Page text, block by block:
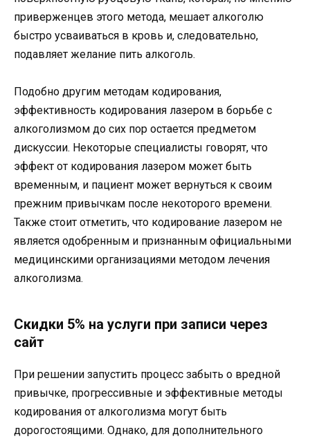
приверженцев этого метода, мешает алкоголю
быстро усваиваться в кровь и, следовательно,
подавляет желание пить алкоголь.
Подобно другим методам кодирования,
эффективность кодирования лазером в борьбе с
алкоголизмом до сих пор остается предметом
дискуссии. Некоторые специалисты говорят, что
эффект от кодирования лазером может быть
временным, и пациент может вернуться к своим
прежним привычкам после некоторого времени.
Также стоит отметить, что кодирование лазером не
является одобренным и признанным официальными
медицинскими организациями методом лечения
алкоголизма.
Скидки 5% на услуги при записи через
сайт
При решении запустить процесс забыть о вредной
привычке, прогрессивные и эффективные методы
кодирования от алкоголизма могут быть
дорогостоящими. Однако, для дополнительного